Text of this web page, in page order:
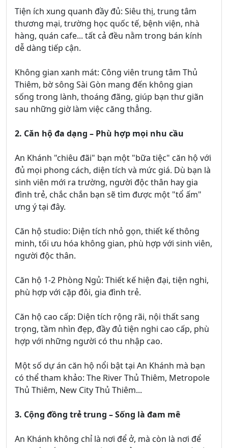
Tiện ích xung quanh đầy đủ: Siêu thị, trung tâm
thương mại, trường học quốc tế, bệnh viện, nhà
hàng, quán cafe... tất cả đều nằm trong bán kính
dễ dàng tiếp cận.
Không gian xanh mát: Công viên trung tâm Thủ
Thiêm, bờ sông Sài Gòn mang đến không gian
sống trong lành, thoáng đãng, giúp bạn thư giãn
sau những giờ làm việc căng thẳng.
2. Căn hộ đa dạng – Phù hợp mọi nhu cầu
An Khánh "chiêu đãi" bạn một "bữa tiệc" căn hộ với
đủ mọi phong cách, diện tích và mức giá. Dù bạn là
sinh viên mới ra trường, người độc thân hay gia
đình trẻ, chắc chắn bạn sẽ tìm được một "tổ ấm"
ưng ý tại đây.
Căn hộ studio: Diện tích nhỏ gọn, thiết kế thông
minh, tối ưu hóa không gian, phù hợp với sinh viên,
người độc thân.
Căn hộ 1-2 Phòng Ngủ: Thiết kế hiện đại, tiện nghi,
phù hợp với cặp đôi, gia đình trẻ.
Căn hộ cao cấp: Diện tích rộng rãi, nội thất sang
trọng, tầm nhìn đẹp, đầy đủ tiện nghi cao cấp, phù
hợp với những người có thu nhập cao.
Một số dự án căn hộ nổi bật tại An Khánh mà bạn
có thể tham khảo: The River Thủ Thiêm, Metropole
Thủ Thiêm, New City Thủ Thiêm...
3. Cộng đồng trẻ trung – Sống là đam mê
An Khánh không chỉ là nơi để ở, mà còn là nơi để